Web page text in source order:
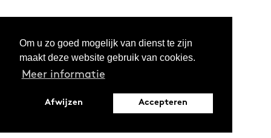
Om u zo goed mogelijk van dienst te zijn
maakt deze website gebruik van cookies.
Meer informatie
Afwijzen Accepteren